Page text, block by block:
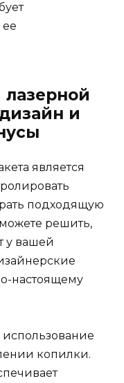
и
является
подходящую
решить,
у вашей
настоящему
копилки.